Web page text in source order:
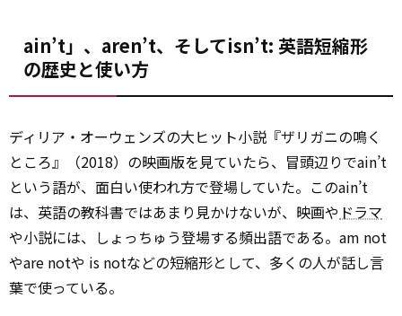
ain’t」、aren’t、そしてisn’t: 英語短縮形
の歴史と使い方
ディリア・オーウェンズの大ヒット小説『ザリガニの鳴く
ところ』（2018）の映画版を見ていたら、冒頭辺りでain’t
という語が、面白い使われ方で登場していた。このain’t
は、英語の教科書ではあまり見かけないが、映画や ドラマ
や小説には、しょっちゅう登場する頻出語である。am not
やare notや is notなどの短縮形として、多くの人が話し言
葉で使っている。